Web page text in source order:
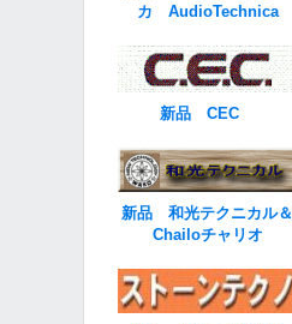
カ AudioTechnica
新品 CEC
新品 和光テクニカル＆
Chailoチャリオ